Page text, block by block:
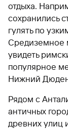
отдыха.
сохранились
гулять по
Средиземное
увидеть
популярное
Нижний
Рядом с
античных
древних улиц